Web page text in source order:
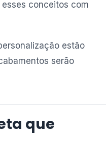
conceitos com
estão
serão
que